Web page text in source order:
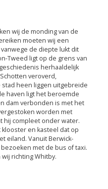
wij de monding van de
moeten wij een
de diepte lukt dit
Tweed ligt op de grens van
herhaaldelijk
veroverd,
heen liggen uitgebreide
haven ligt het beroemde
dam verbonden is met het
worden met
hij compleet onder water.
en kasteel dat op
eiland. Vanuit Berwick-
met de bus of taxi.
richting Whitby.